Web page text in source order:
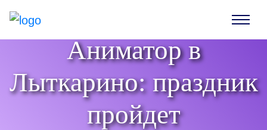
Аниматор в
Лыткарино: праздник
пройдет